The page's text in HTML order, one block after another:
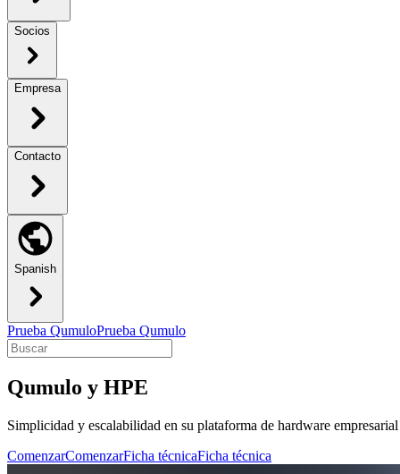
Socios
Empresa
Contacto
Spanish
Prueba QumuloPrueba Qumulo
Qumulo y HPE
Simplicidad y escalabilidad en su plataforma de hardware
ComenzarComenzarFicha técnicaFicha técnica